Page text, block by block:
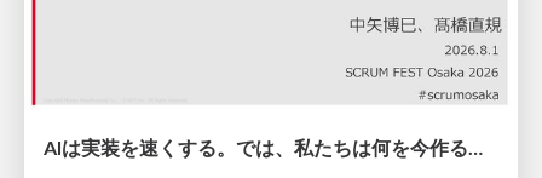
AIは実装を速くする。では、私たちは何を今作るべきか？－立場を越えてリリースに向き合ったチーム開発の実践 / 20260801 Hiromi Nakaya and Naoki Takahashi